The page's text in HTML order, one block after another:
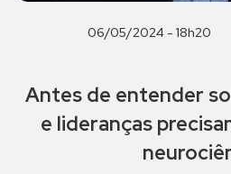
06/05/2024 - 18h20
Antes de entender
e lideranças